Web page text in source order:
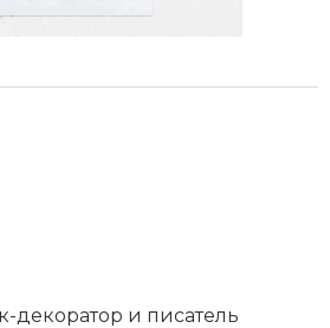
и писатель